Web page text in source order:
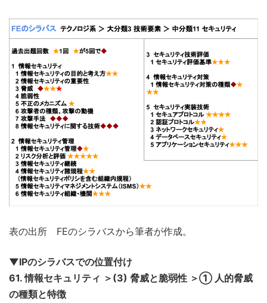
表の出所 FEのシラバスから筆者が作成。
▼IPのシラバスでの位置付け
61. 情報セキュリティ ＞(3) 脅威と脆弱性 ＞① 人的脅威
の種類と特徴